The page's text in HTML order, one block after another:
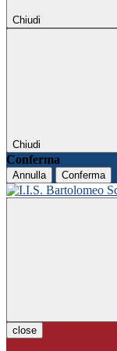
Chiudi
Chiudi
Conferma
Annulla Conferma
close